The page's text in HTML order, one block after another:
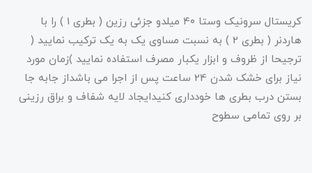
کریستال سرونیک وستا ۴۰ میلدو جزئی رزین ( بطری 1 ) را با
هاردنر ( بطری 2 ) به نسبت مساوی یک به یک ترکیب نمایید (
ترجیحا از ظروف و ابزار یکبار مصرف استفاده نمایید )زمان مورد
نیاز برای خشک شدن 24 ساعت پس از اجرا می باشداز جابه جا
بستن درب بطری ها خودداری کنیدایجاد لایه شفاف و براق رزینی
بر روی تمامی سطوح